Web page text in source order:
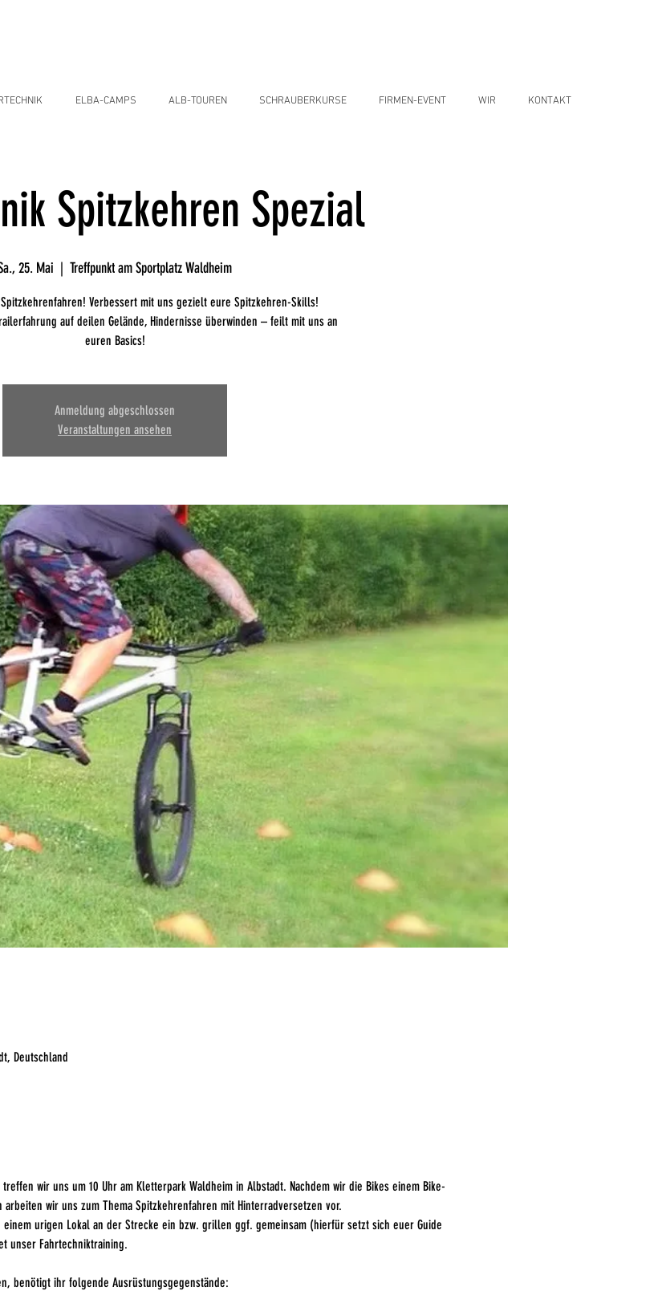
ELBA-CAMPS ALB-TOUREN SCHRAUBERKURSE FIRMEN-EVENT WIR KONTAKT
Spitzkehren Spezial
25. Mai
  |
Treffpunkt am Sportplatz Waldheim
Verbessert mit uns gezielt eure Spitzkehren-Skills!
auf deilen Gelände, Hindernisse überwinden – feilt mit uns an
euren Basics!
Anmeldung abgeschlossen
Veranstaltungen ansehen
Deutschland
treffen wir uns um 10 Uhr am Kletterpark Waldheim in Albstadt. Nachdem wir die Bikes einem Bike-
wir uns zum Thema Spitzkehrenfahren mit Hinterradversetzen vor.
urigen Lokal an der Strecke ein bzw. grillen ggf. gemeinsam (hierfür setzt sich euer Guide
unser Fahrtechniktraining.
benötigt ihr folgende Ausrüstungsgegenstände: